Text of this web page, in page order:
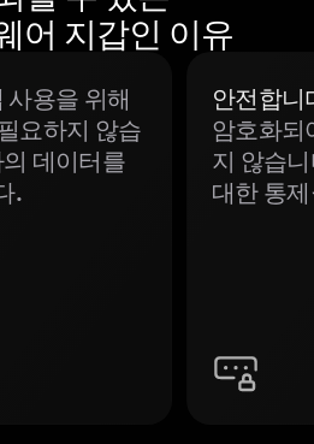
어 지갑인 이유
사용을 위해
요하지 않습
데이터를
.
안전합니
암호화되
지 않습
대한 통